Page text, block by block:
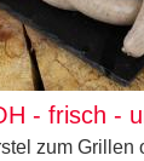
- frisch -
zum Grillen